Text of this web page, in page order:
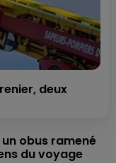
deux
obus ramené
du voyage